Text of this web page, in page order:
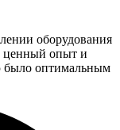
оборудования
ценный опыт и
было оптимальным